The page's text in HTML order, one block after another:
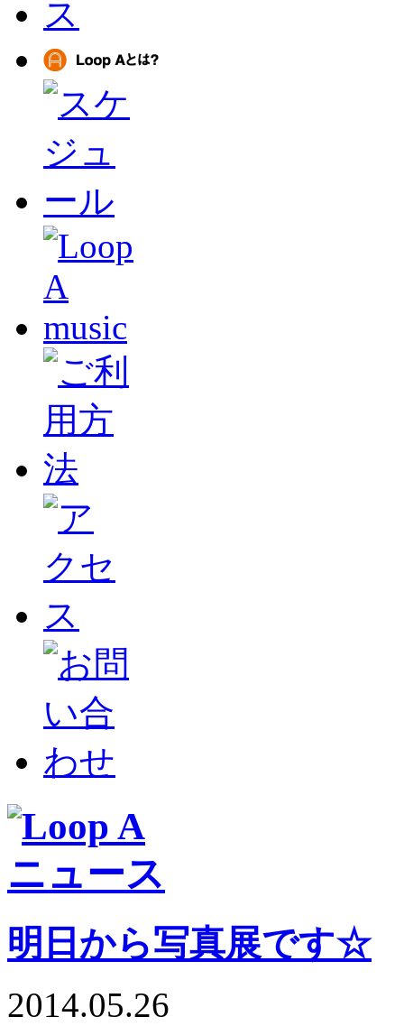
明日から写真展です☆
2014.05.26